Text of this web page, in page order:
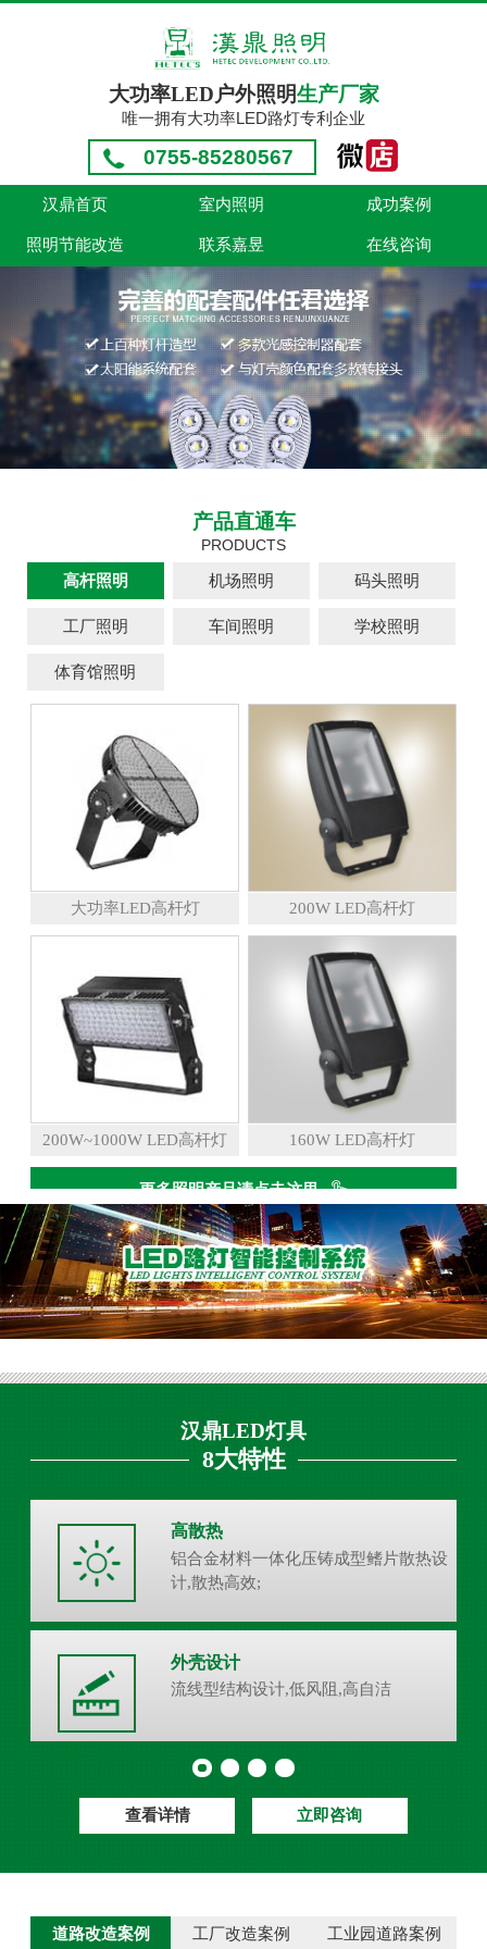
大功率LED户外照明生产厂家
唯一拥有大功率LED路灯专利企业
0755-85280567
汉鼎首页 室内照明 成功案例
照明节能改造 联系嘉昱 在线咨询
产品直通车
PRODUCTS
高杆照明 机场照明 码头照明
工厂照明 车间照明 学校照明
体育馆照明
大功率LED高杆灯 200W LED高杆灯
200W~1000W LED高杆灯 160W LED高杆灯
更多照明产品请点击这里
汉鼎LED灯具
8大特性
高散热
铝合金材料一体化压铸成型鳍片散热设
计,散热高效;
外壳设计
流线型结构设计,低风阻,高自洁
查看详情 立即咨询
道路改造案例 工厂改造案例 工业园道路案例